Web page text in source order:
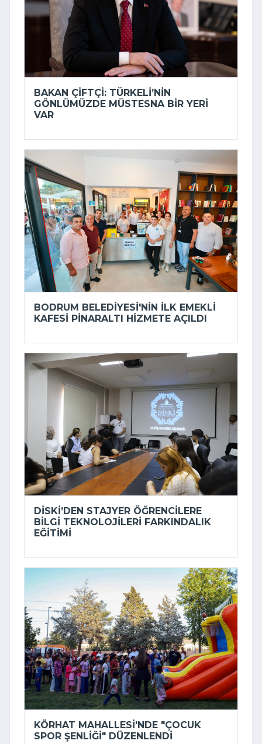
BAKAN ÇIFTÇI: TÜRKELI’NIN
GÖNLÜMÜZDE MÜSTESNA BIR YERI
VAR
BODRUM BELEDIYESI'NIN ILK EMEKLI
KAFESI PINARALTI HIZMETE AÇILDI
DİSKİ’DEN STAJYER ÖĞRENCILERE
BILGI TEKNOLOJILERI FARKINDALIK
EĞITIMI
KÖRHAT MAHALLESI'NDE "ÇOCUK
SPOR ŞENLIĞI" DÜZENLENDI